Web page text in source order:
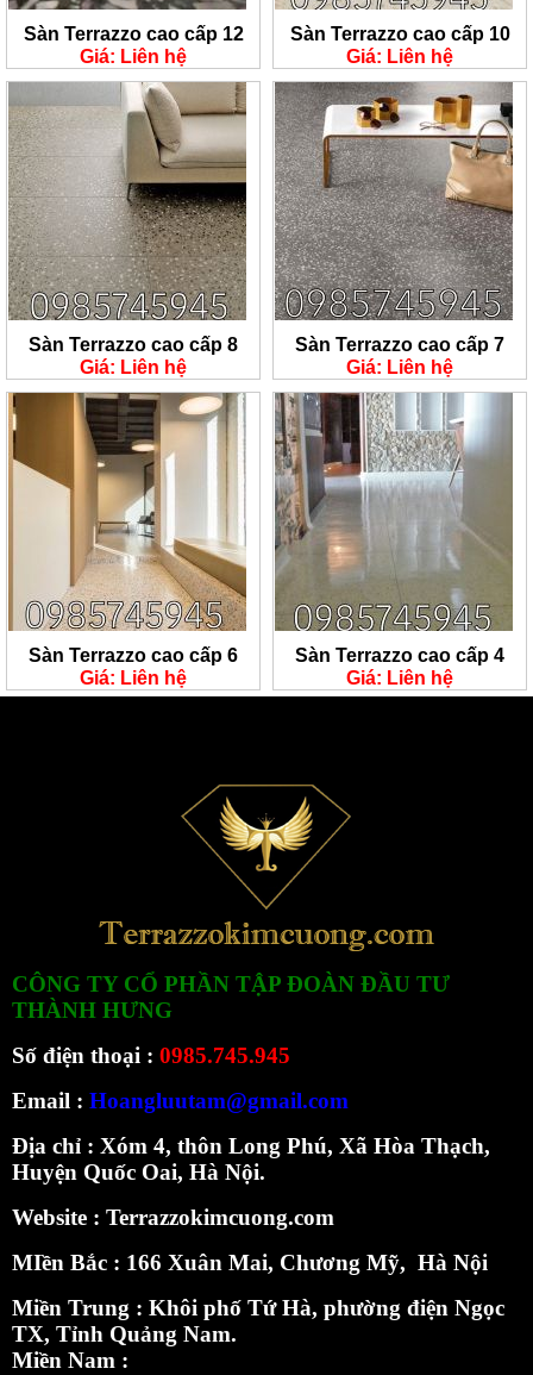
Sàn Terrazzo cao cấp 12
Giá: Liên hệ
Sàn Terrazzo cao cấp 10
Giá: Liên hệ
Sàn Terrazzo cao cấp 8
Giá: Liên hệ
Sàn Terrazzo cao cấp 7
Giá: Liên hệ
Sàn Terrazzo cao cấp 6
Giá: Liên hệ
Sàn Terrazzo cao cấp 4
Giá: Liên hệ
CÔNG TY CỔ PHẦN TẬP ĐOÀN ĐẦU TƯ
THÀNH HƯNG
Số điện thoại : 0985.745.945
Email : Hoangluutam@gmail.com
Địa chỉ : Xóm 4, thôn Long Phú, Xã Hòa Thạch,
Huyện Quốc Oai, Hà Nội.
Website : Terrazzokimcuong.com
MIền Bắc : 166 Xuân Mai, Chương Mỹ, Hà Nội
Miền Trung : Khôi phố Tứ Hà, phường điện Ngọc
TX, Tỉnh Quảng Nam.
Miền Nam :